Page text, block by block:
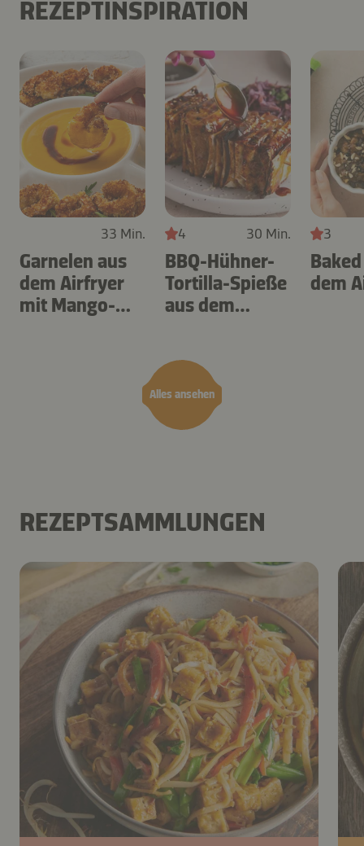
REZEPTINSPIRATION
Alles ansehen
33 Min.
Garnelen aus
dem Airfryer
mit Mango-
4 30 Min.
BBQ-Hühner-
Tortilla-Spieße
aus dem
3
dem
REZEPTSAMMLUNGEN